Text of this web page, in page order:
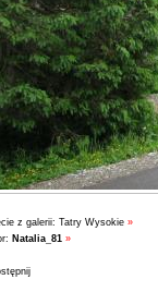
z galerii: Tatry Wysokie »
Natalia_81 »